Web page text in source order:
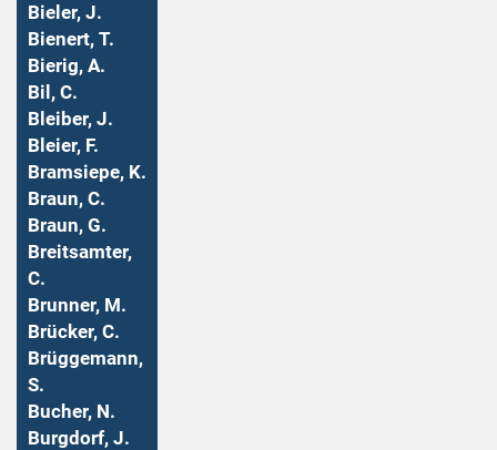
Bieler, J.
Bienert, T.
Bierig, A.
Bil, C.
Bleiber, J.
Bleier, F.
Bramsiepe, K.
Braun, C.
Braun, G.
Breitsamter,
C.
Brunner, M.
Brücker, C.
Brüggemann,
S.
Bucher, N.
Burgdorf, J.